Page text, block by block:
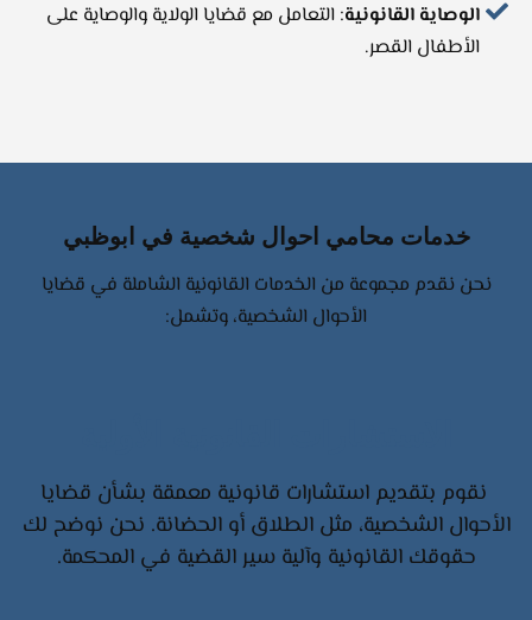
الوصاية القانونية: التعامل مع قضايا الولاية والوصاية على
الأطفال القصر.
خدمات محامي احوال شخصية في ابوظبي
نحن نقدم مجموعة من الخدمات القانونية الشاملة في قضايا
الأحوال الشخصية، وتشمل:
نقوم بتقديم استشارات قانونية معمقة بشأن قضايا
الأحوال الشخصية، مثل الطلاق أو الحضانة. نحن نوضح لك
حقوقك القانونية وآلية سير القضية في المحكمة.